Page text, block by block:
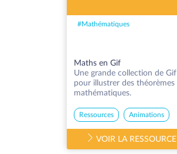
#Mathématiques
Maths en Gif
Une grande collection de Gif
pour illustrer des théorèmes
mathématiques.
Ressources Animations
VOIR LA RESSOURCE